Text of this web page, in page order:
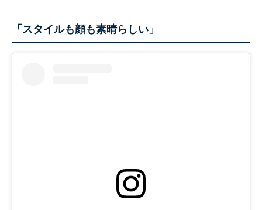
「スタイルも顔も素晴らしい」